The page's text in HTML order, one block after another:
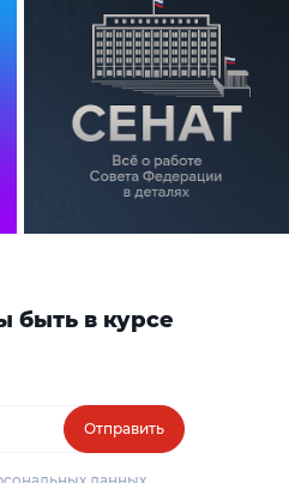
быть в курсе
Отправить